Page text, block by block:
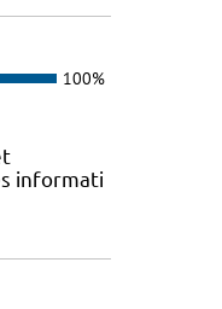
100%
informati